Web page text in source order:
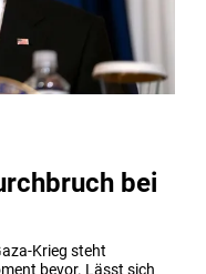
bei
Krieg steht